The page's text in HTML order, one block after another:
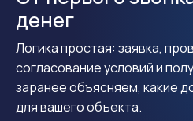
денег
Логика простая: заявка,
согласование условий и
заранее объясняем, какие
для вашего объекта.